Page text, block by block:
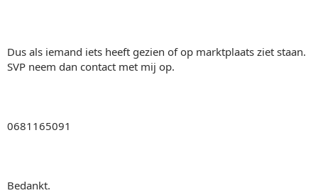
Dus als iemand iets heeft gezien of op marktplaats ziet staan.
SVP neem dan contact met mij op.
0681165091
Bedankt.